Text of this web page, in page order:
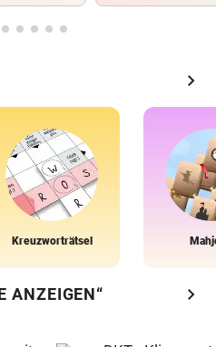
chevron_right
Kreuzworträtsel
ANZEIGEN“ chevron_right